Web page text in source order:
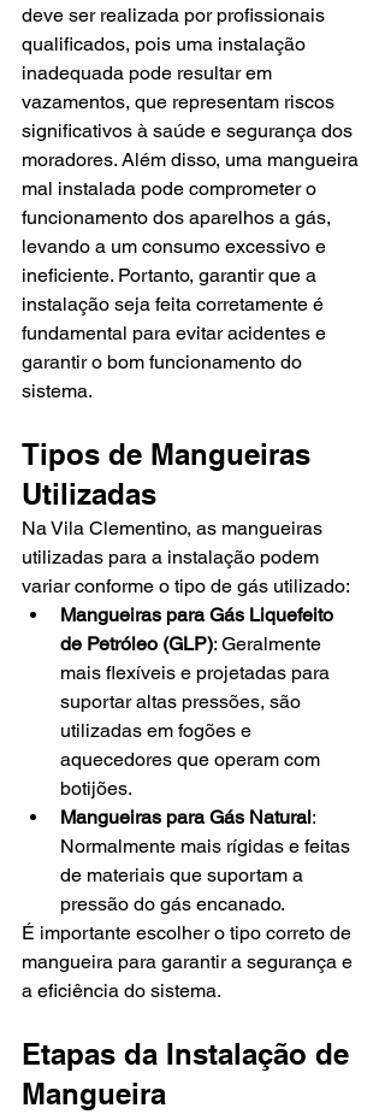
deve ser realizada por profissionais
qualificados, pois uma instalação
inadequada pode resultar em
vazamentos, que representam riscos
significativos à saúde e segurança dos
moradores. Além disso, uma mangueira
mal instalada pode comprometer o
funcionamento dos aparelhos a gás,
levando a um consumo excessivo e
ineficiente. Portanto, garantir que a
instalação seja feita corretamente é
fundamental para evitar acidentes e
garantir o bom funcionamento do
sistema.
Tipos de Mangueiras
Utilizadas
Na Vila Clementino, as mangueiras
utilizadas para a instalação podem
variar conforme o tipo de gás utilizado:
Mangueiras para Gás Liquefeito
de Petróleo (GLP): Geralmente
mais flexíveis e projetadas para
suportar altas pressões, são
utilizadas em fogões e
aquecedores que operam com
botijões.
Mangueiras para Gás Natural:
Normalmente mais rígidas e feitas
de materiais que suportam a
pressão do gás encanado.
É importante escolher o tipo correto de
mangueira para garantir a segurança e
a eficiência do sistema.
Etapas da Instalação de
Mangueira